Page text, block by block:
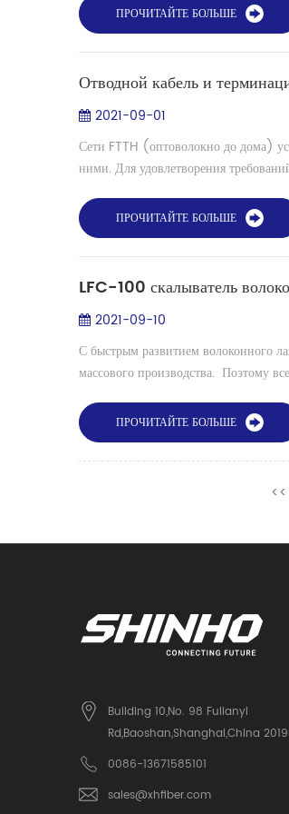
ПРОЧИТАЙТЕ БОЛЬШЕ
Отводной кабель и
2021-09-01
Сети FTTH (оптоволокно до дома)
ними. Для удовлетворения
ПРОЧИТАЙТЕ БОЛЬШЕ
LFC-100 скалыватель
2021-09-10
С быстрым развитием волоконного
массового производства. Поэтому
ПРОЧИТАЙТЕ БОЛЬШЕ
<<
Building 10,No. 98 Fulianyi
Rd,Baoshan,Shanghai,China
0086-13671585101
sales@xhfiber.com